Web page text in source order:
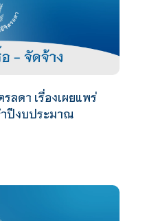
ลดา เรื่องเผยแพร่
ปีงบประมาณ